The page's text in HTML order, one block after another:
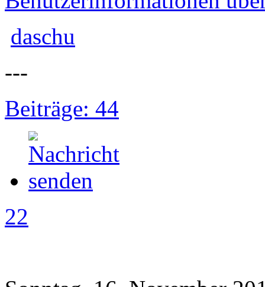
daschu
---
Beiträge: 44
22